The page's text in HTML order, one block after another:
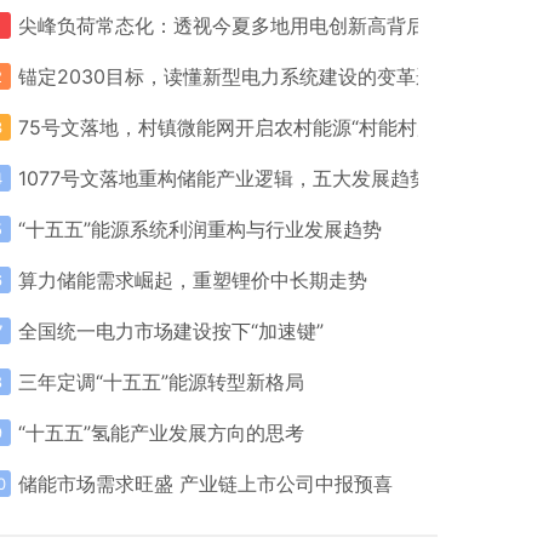
尖峰负荷常态化：透视今夏多地用电创新高背后的电力系统
锚定2030目标，读懂新型电力系统建设的变革逻辑
75号文落地，村镇微能网开启农村能源“村能村用”时代
1077号文落地重构储能产业逻辑，五大发展趋势重塑行业格
“十五五”能源系统利润重构与行业发展趋势
算力储能需求崛起，重塑锂价中长期走势
全国统一电力市场建设按下“加速键”
三年定调“十五五”能源转型新格局
“十五五”氢能产业发展方向的思考
储能市场需求旺盛 产业链上市公司中报预喜